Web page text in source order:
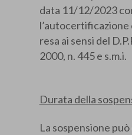
data 11/12/2023
l’autocertificazione
resa ai sensi del
2000, n. 445 e s.m.i.
Durata della
La sospensione